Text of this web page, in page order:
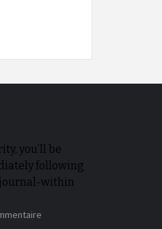
you’ll be
following
within
sur